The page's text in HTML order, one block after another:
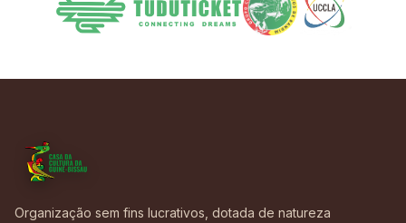
Organização sem fins lucrativos, dotada de natureza